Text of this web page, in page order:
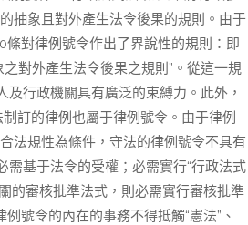
抽象且對外產生法令後果的規則。由于
條對律例號令作出了界說性的規則：即
對外產生法令後果之規則”。從這一規
行政機關具有廣泛的束縛力。此外，
訂的律例也屬于律例號令。由于律例
法規性為條件，守法的律例號令不具有
需基于法令的受權；必需實行“行政法式
的審核批準法式，則必需實行審核批準
號令的內在的事務不得抵觸“憲法”、